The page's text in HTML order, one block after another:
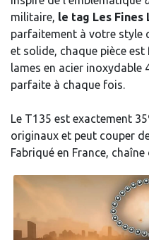
militaire, le tag Les Fines
parfaitement à votre style
et solide, chaque pièce est
lames en acier inoxydable
parfaite à chaque fois.
Le T135 est exactement
originaux et peut couper
Fabriqué en France, chaîne